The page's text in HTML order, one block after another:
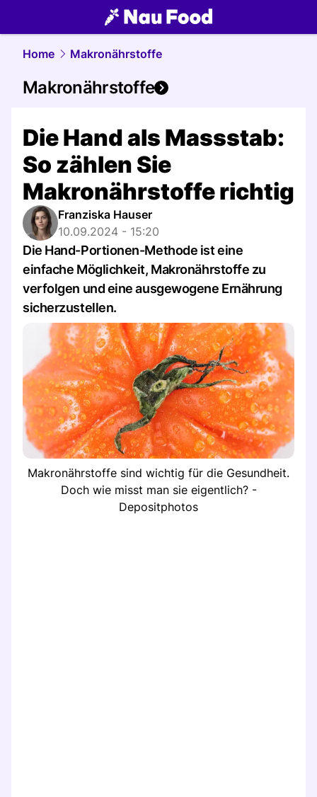
food.NAU.ch
Home Makronährstoffe
Makronährstoffe
Die Hand als Massstab:
So zählen Sie
Makronährstoffe richtig
Franziska Hauser
10.09.2024 - 15:20
Die Hand-Portionen-Methode ist eine
einfache Möglichkeit, Makronährstoffe zu
verfolgen und eine ausgewogene Ernährung
sicherzustellen.
Makronährstoffe sind wichtig für die Gesundheit.
Doch wie misst man sie eigentlich? -
Depositphotos